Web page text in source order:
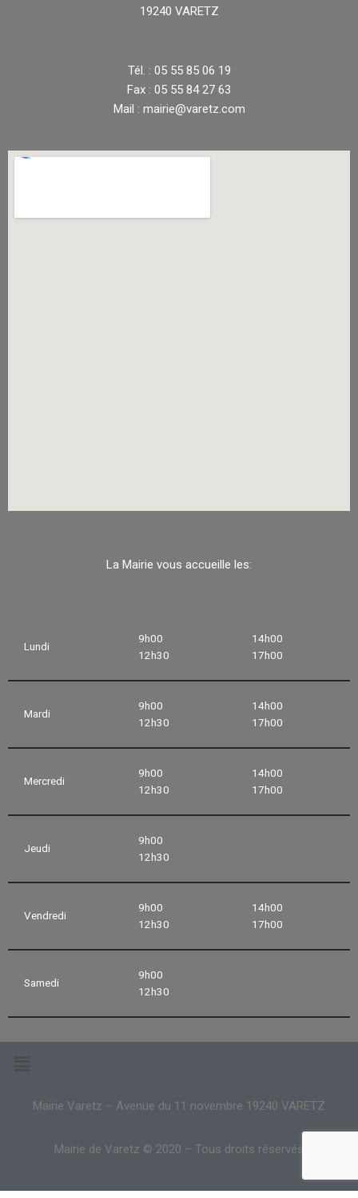
19240 VARETZ
Tél. : 05 55 85 06 19
Fax : 05 55 84 27 63
Mail : mairie@varetz.com
La Mairie vous accueille les:
Lundi
9h00
12h30
14h00
17h00
Mardi
9h00
12h30
14h00
17h00
Mercredi
9h00
12h30
14h00
17h00
Jeudi
9h00
12h30
Vendredi
9h00
12h30
14h00
17h00
Samedi
9h00
12h30
Mairie Varetz – Avenue du 11 novembre 19240 VARETZ
Mairie de Varetz © 2020 – Tous droits réservés